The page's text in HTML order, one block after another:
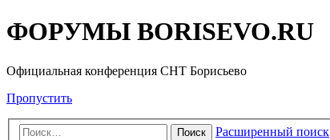
ФОРУМЫ BORISEVO.RU
Официальная конференция СНТ Борисьево
Пропустить
Поиск Расширенный поиск